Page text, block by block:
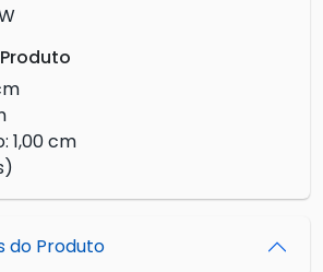
1,00 cm
do Produto